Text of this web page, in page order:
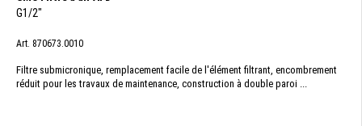
G1/2"
Art. 870673.0010
Filtre submicronique, remplacement facile de l'élément filtrant, encombrement
réduit pour les travaux de maintenance, construction à double paroi ...